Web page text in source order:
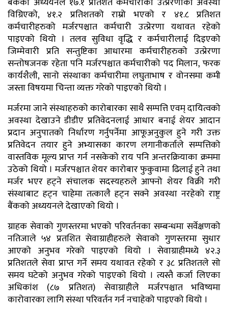
विग्रिएको, ४१.२ प्रतिशतको राम्रो भएको र ४१.८ प्रतिशत
कर्मचारीहरुको मर्जरपश्चात कर्मचारी उत्प्रेरणा यथावत रहेको
पाइएको थियो । तलव सुविधा वृद्धि र कर्मचारीलाई दिइएको
जिम्मेवारी प्रति सन्तुष्टिका आधारमा कर्मचारीहरुको उत्प्रेरणा
सन्तोषजनक रहेता पनि मर्जरपश्चात कर्मचारीको पद मिलान, फरक
कार्यशैली, सानो संस्थाका कर्मचारीमा लघुताभाष र वोनसमा कमी
जस्ता विषयमा चिन्ता व्यक्त गरेको पाइएको थियो ।
मर्जरमा जाने संस्थाहरुको कारोबारका साथै सम्पत्ति एवम् दायित्वको
अवस्था देखाउने डीडीए प्रतिवेदनलाई आधार बनाई शेयर आदान
प्रदान अनुपातको निर्धारण गर्नुपर्नेमा आफूअनुकुल हुने गरी उक्त
प्रतिवेदन तयार हुने अभ्यासका कारण लगानीकर्ताले सम्पत्तिको
वास्तविक मूल्य प्राप्त गर्न नसकेको राय पनि अन्तरक्रियाका क्रममा
उठेको थियो । मर्जरपश्चात शेयर कारोबार फुकुवामा ढिलाई हुने तथा
मर्जर भएर हट्ने संचालक सदस्यहरुले आफ्नो शेयर विक्री गरी
संस्थाबाट हट्न चाहेमा तत्कालै हट्न सक्ने अवस्था नरहेको राष्ट्र
बैंकको अध्ययनले देखाएको थियो ।
ग्राहक सेवाको गुणस्तरमा भएको परिवर्तनका सम्बन्धमा सर्वेक्षणको
नतिजाले ५४ प्रतशित सेवाग्राहीहरुले सेवाको गुणस्तरमा सुधार
आएको अनुभव गरेको पाइएको थियो । सेवाग्राहीमध्ये ४२.३
प्रतिशतले सेवा प्राप्त गर्ने समय यथावत रहेको र ३८ प्रतिशतले सो
समय घटेको अनुभव गरेको पाइएको थियो । त्यस्तै कर्जा लिएका
अधिकांश (८७ प्रतिशत) सेवाग्राहीले मर्जरपश्चात भविष्यमा
कारोवारका लागि संस्था परिवर्तन गर्न नचाहेको पाइएको थियो ।